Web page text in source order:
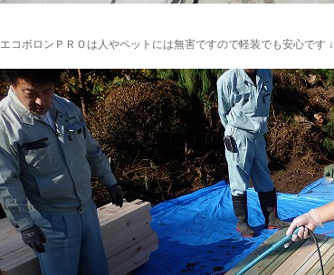
エコボロンＰＲＯは人やペットには無害ですので軽装でも安心です ↓